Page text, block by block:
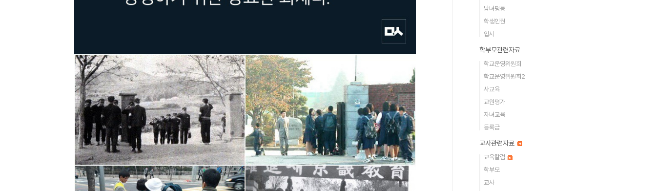
남녀평등
학생인권
입시
학부모관련자료
학교운영위원회
학교운영위원회2
사교육
교원평가
자녀교육
등록금
교사관련자료
교육칼럼
학부모
교사